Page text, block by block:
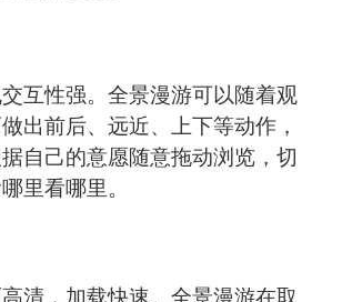
互性强。全景漫游可以随着观
出前后、远近、上下等动作，
自己的意愿随意拖动浏览，切
里看哪里。
清，加载快速。全景漫游在取